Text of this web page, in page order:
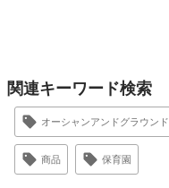
関連キーワード検索
オーシャンアンドグラウンド
商品 保育園